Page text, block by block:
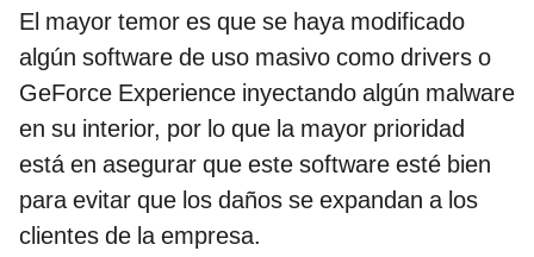
El mayor temor es que se haya modificado
algún software de uso masivo como drivers o
GeForce Experience inyectando algún malware
en su interior, por lo que la mayor prioridad
está en asegurar que este software esté bien
para evitar que los daños se expandan a los
clientes de la empresa.